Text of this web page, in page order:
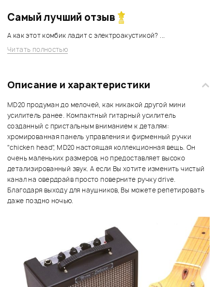
Самый лучший отзыв
А как этот комбик ладит с электроакустикой? ...
Читать полностью
Описание и характеристики
MD20 продуман до мелочей, как никакой другой мини
усилитель ранее. Компактный гитарный усилитель
созданный с пристальным вниманием к деталям:
хромированная панель управления и фирменный ручки
"chicken head", MD20 настоящая коллекционная вещь. Он
очень маленьких размеров, но предоставляет высоко
детализированный звук. А если Вы хотите изменить чистый
канал на овердрайв просто поверните ручку drive.
Благодаря выходу для наушников, Вы можете репетировать
даже поздно ночью.